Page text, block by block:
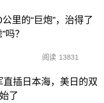
里的“巨炮”，治得了
吗？
阅读 13831
直插日本海，美日的双
了